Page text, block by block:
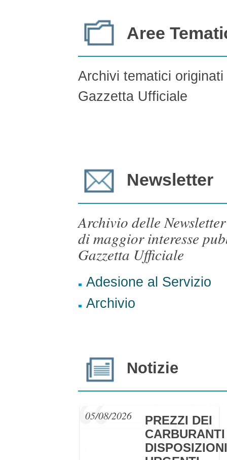
Aree
Archivi tematici
Gazzetta Ufficiale
Newsletter
Archivio delle
di maggior interesse
Gazzetta Ufficiale
Adesione al Servizio
Archivio
Notizie
05/08/2026
PREZZI DEI